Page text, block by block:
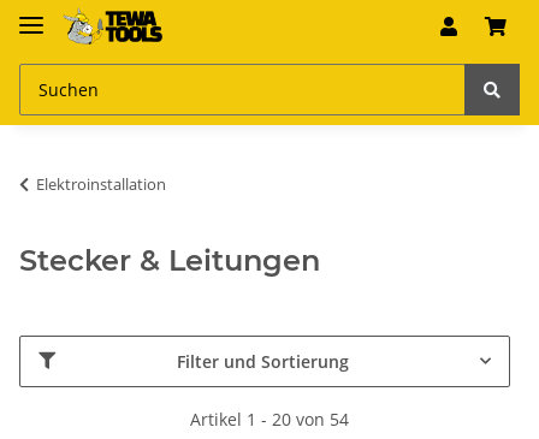
Elektroinstallation
Stecker & Leitungen
Filter und Sortierung
Artikel 1 - 20 von 54